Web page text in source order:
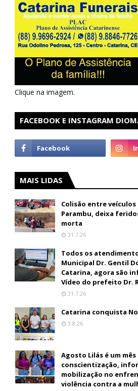
Clique na imagem.
FACEBOOK E INSTAGRAM
MAIS LIDAS
Colisão entre veículos
Parambu, deixa
morta
31.7.26
Todos os
Municipal Dr. Gentil
Catarina, agora são
Vídeo do prefeito Dr.
31.7.26
Catarina conquista
3.8.26
Agosto Lilás é um mês
conscientização,
mobilização no
violência contra a